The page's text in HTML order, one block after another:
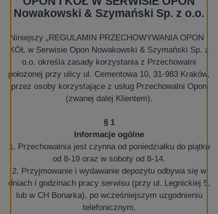
Nowakowski & Szymański Sp. z o.o.
Niniejszy „REGULAMIN PRZECHOWYWANIA OPON I
KÓŁ w Serwisie Opon Nowakowski & Szymański Sp. z
o.o. określa zasady korzystania z Przechowalni
położonej przy ulicy ul. Cementowa 10, 31-983 Kraków,
przez osoby korzystające z usług Przechowalni Opon
(zwanej dalej Klientem).
§ 1
Informacje ogólne
1. Przechowalnia jest czynna od poniedziałku do piątku
od 8-19 oraz w soboty od 8-14.
2. Przyjmowanie i wydawanie depozytu odbywa się w
dniach i godzinach pracy serwisu (przy ul. Legnickiej 5,
lub w CH Bonarka), po wcześniejszym uzgodnieniu
telefonicznym.